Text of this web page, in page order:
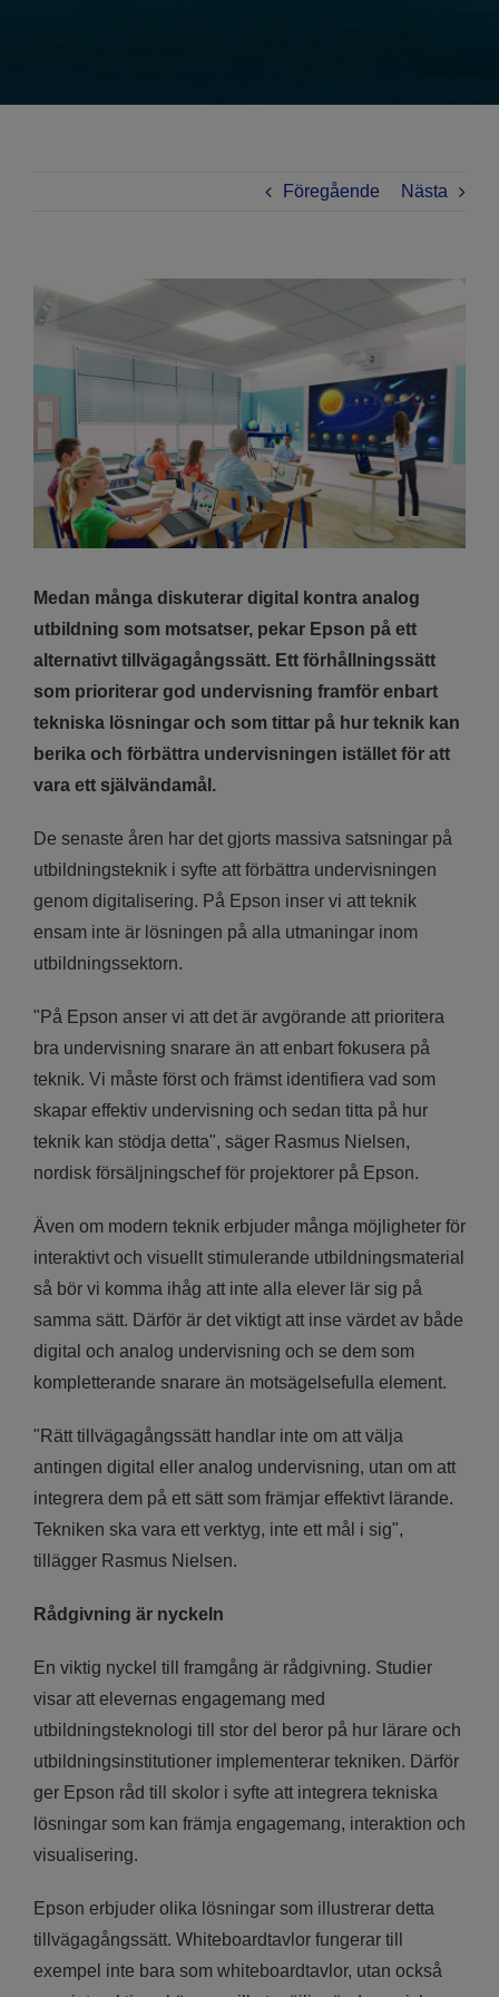
Föregående Nästa
Medan många diskuterar digital kontra analog
utbildning som motsatser, pekar Epson på ett
alternativt tillvägagångssätt. Ett förhållningssätt
som prioriterar god undervisning framför enbart
tekniska lösningar och som tittar på hur teknik kan
berika och förbättra undervisningen istället för att
vara ett självändamål.
De senaste åren har det gjorts massiva satsningar på
utbildningsteknik i syfte att förbättra undervisningen
genom digitalisering. På Epson inser vi att teknik
ensam inte är lösningen på alla utmaningar inom
utbildningssektorn.
"På Epson anser vi att det är avgörande att prioritera
bra undervisning snarare än att enbart fokusera på
teknik. Vi måste först och främst identifiera vad som
skapar effektiv undervisning och sedan titta på hur
teknik kan stödja detta", säger Rasmus Nielsen,
nordisk försäljningschef för projektorer på Epson.
Även om modern teknik erbjuder många möjligheter för
interaktivt och visuellt stimulerande utbildningsmaterial
så bör vi komma ihåg att inte alla elever lär sig på
samma sätt. Därför är det viktigt att inse värdet av både
digital och analog undervisning och se dem som
kompletterande snarare än motsägelsefulla element.
"Rätt tillvägagångssätt handlar inte om att välja
antingen digital eller analog undervisning, utan om att
integrera dem på ett sätt som främjar effektivt lärande.
Tekniken ska vara ett verktyg, inte ett mål i sig",
tillägger Rasmus Nielsen.
Rådgivning är nyckeln
En viktig nyckel till framgång är rådgivning. Studier
visar att elevernas engagemang med
utbildningsteknologi till stor del beror på hur lärare och
utbildningsinstitutioner implementerar tekniken. Därför
ger Epson råd till skolor i syfte att integrera tekniska
lösningar som kan främja engagemang, interaktion och
visualisering.
Epson erbjuder olika lösningar som illustrerar detta
tillvägagångssätt. Whiteboardtavlor fungerar till
exempel inte bara som whiteboardtavlor, utan också